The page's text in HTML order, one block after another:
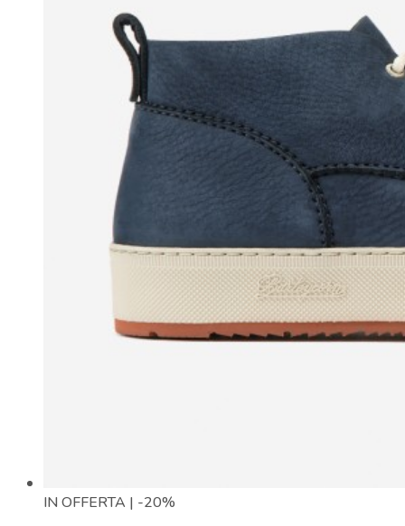
IN OFFERTA | -20%